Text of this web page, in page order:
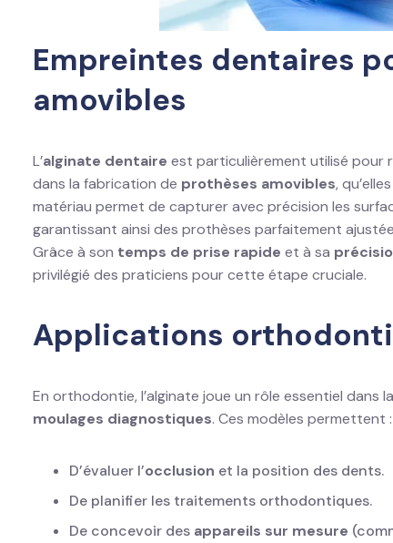
Empreintes dentaires
amovibles
L’alginate dentaire est particulièrement utilisé pour
dans la fabrication de prothèses amovibles,
matériau permet de capturer avec précision les
garantissant ainsi des prothèses parfaitement
Grâce à son temps de prise rapide et à sa
privilégié des praticiens pour cette étape cruciale.
Applications
En orthodontie, l’alginate joue un rôle essentiel dans
moulages diagnostiques. Ces modèles permettent :
D’évaluer l’occlusion et la position des dents.
De planifier les traitements orthodontiques.
De concevoir des appareils sur mesure